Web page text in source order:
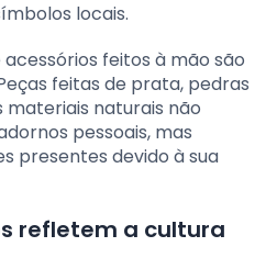
locais.
feitos à mão são
feitas de prata, pedras
naturais não
pessoais, mas
presentes devido à sua
refletem a cultura